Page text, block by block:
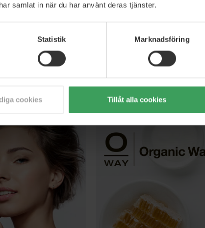
samlat in när du har använt deras tjänster.
Statistik Marknadsföring
cookies Tillåt alla cookies
>>>